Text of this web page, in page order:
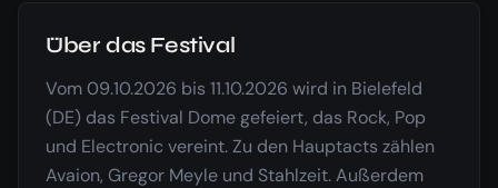
Über das Festival
Vom 09.10.2026 bis 11.10.2026 wird in Bielefeld
(DE) das Festival Dome gefeiert, das Rock, Pop
und Electronic vereint. Zu den Hauptacts zählen
Avaion, Gregor Meyle und Stahlzeit. Außerdem